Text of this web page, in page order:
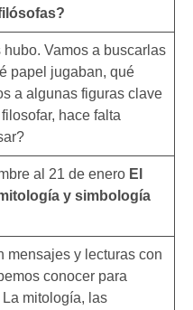
Vamos a buscarlas
papel jugaban, qué
a algunas figuras clave
hace falta
al 21 de enero El
y simbología
mensajes y lecturas con
conocer para
mitología, las